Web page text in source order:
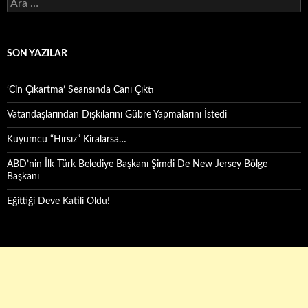
SON YAZILAR
‘Cin Çıkartma’ Seansında Canı Çıktı
Vatandaşlarından Dışkılarını Gübre Yapmalarını İstedi
Kuyumcu “Hırsız” Kiralarsa…
ABD’nin İlk Türk Belediye Başkanı Şimdi De New Jersey Bölge
Başkanı
Eğittiği Deve Katili Oldu!